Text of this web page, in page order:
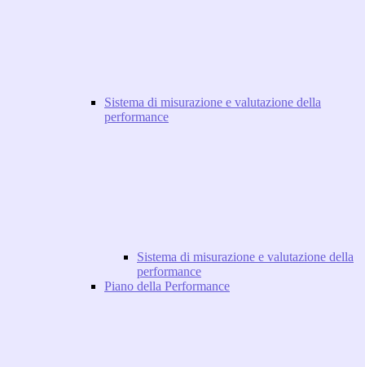
Sistema di misurazione e valutazione della
performance
Sistema di misurazione e valutazione della
performance
Piano della Performance